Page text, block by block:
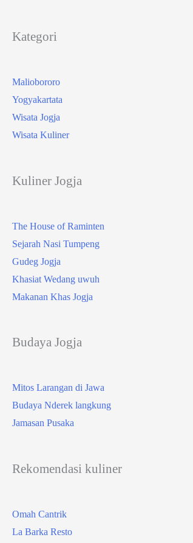
Kategori
Maliobororo
Yogyakartata
Wisata Jogja
Wisata Kuliner
Kuliner Jogja
The House of Raminten
Sejarah Nasi Tumpeng
Gudeg Jogja
Khasiat Wedang uwuh
Makanan Khas Jogja
Budaya Jogja
Mitos Larangan di Jawa
Budaya Nderek langkung
Jamasan Pusaka
Rekomendasi kuliner
Omah Cantrik
La Barka Resto